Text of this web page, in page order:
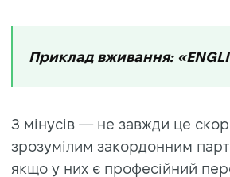
Приклад вживання:
З мінусів — не завжди це
зрозумілим закордонним
якщо у них є професійний